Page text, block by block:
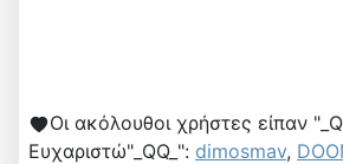
Οι ακόλουθοι χρήστες είπαν
Ευχαριστώ"_QQ_": dimosmav,